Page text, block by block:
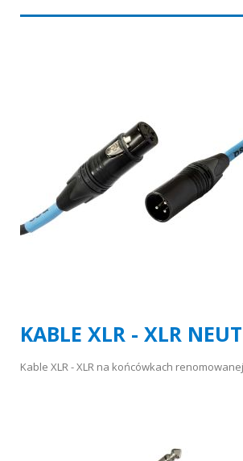
KABLE XLR - XLR
Kable XLR - XLR na końcówkach